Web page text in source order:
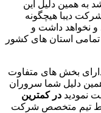
به همین دلیل این
دیبا هیچگونه
و نخواهد داشت و
استان‌ های کشور
بخش های متفاوت
دلیل شما سروران
نمودید در کمترین
تیم متخصص شرکت